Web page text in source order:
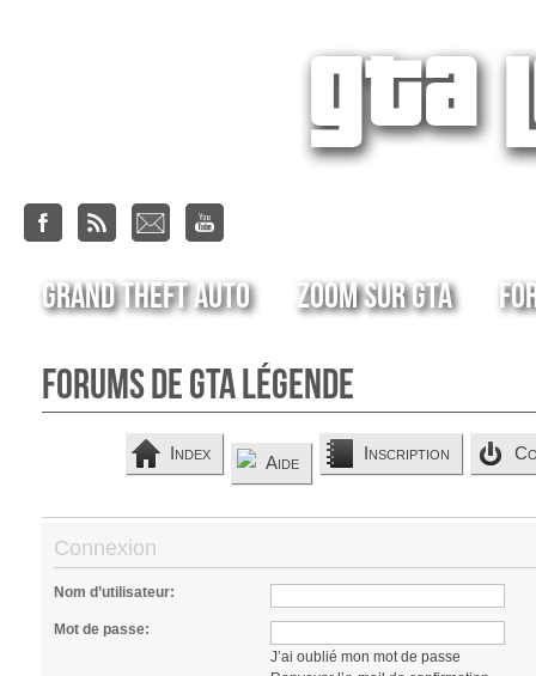
Grand Theft Auto Zoom sur GTA
Forums de GTA Légende
Index Aide Inscription
Connexion
Nom d’utilisateur:
Mot de passe:
J’ai oublié mon mot de passe